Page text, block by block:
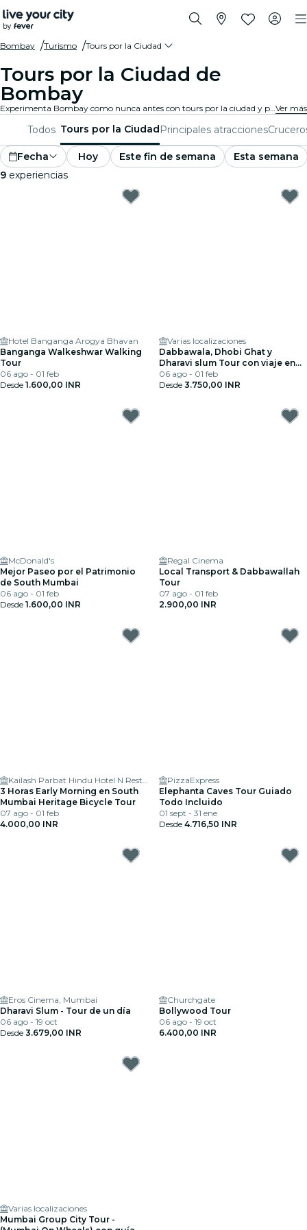
Bombay Turismo Tours por la Ciudad
Tours por la Ciudad de
Bombay
Experimenta Bombay como nunca antes con tours por la ciudad y paquetes turísticos. Mientras exploras los famosos monumentos, gemas escondidas y puntos de interés locales de Bombay, descubrirás las historias que dan vida a la ciudad.Ver más
Todos Tours por la CiudadPrincipales atracciones
Fecha Hoy Este fin de semana
Esta semana
9 experiencias
Hotel Banganga Arogya Bhavan
Banganga Walkeshwar Walking
Tour
06 ago - 01 feb
Desde 1.600,00 INR
Varias localizaciones
Dabbawala, Dhobi Ghat y
Dharavi slum Tour con viaje en
tren local
06 ago - 01 feb
Desde 3.750,00 INR
McDonald's
Mejor Paseo por el Patrimonio
de South Mumbai
06 ago - 01 feb
Desde 1.600,00 INR
Regal Cinema
Local Transport & Dabbawallah
Tour
07 ago - 01 feb
2.900,00 INR
Kailash Parbat Hindu Hotel N Restaurants
3 Horas Early Morning en South
Mumbai Heritage Bicycle Tour
07 ago - 01 feb
4.000,00 INR
PizzaExpress
Elephanta Caves Tour Guiado
Todo Incluido
01 sept - 31 ene
Desde 4.716,50 INR
Eros Cinema, Mumbai
Dharavi Slum - Tour de un día
06 ago - 19 oct
Desde 3.679,00 INR
Churchgate
Bollywood Tour
06 ago - 19 oct
6.400,00 INR
Varias localizaciones
Mumbai Group City Tour -